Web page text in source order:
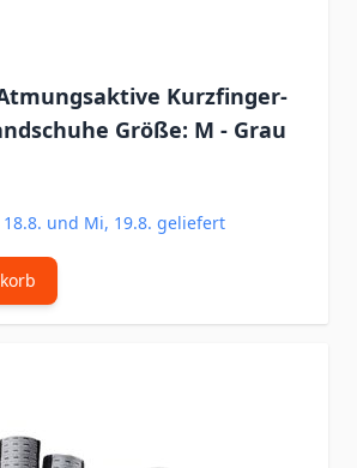
Kurzfinger-
Größe: M - Grau
und Mi, 19.8. geliefert